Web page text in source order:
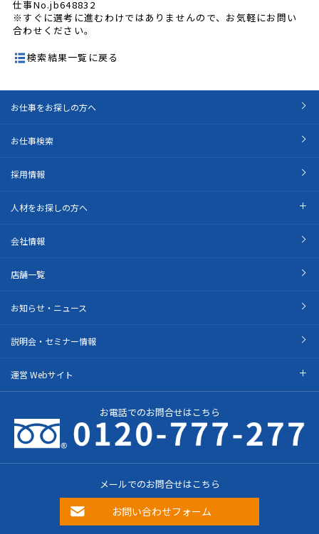
仕事No.jb648832
※すぐに選考に進むわけではありませんので、お気軽にお問い
合わせください。
検索結果一覧に戻る
お仕事をお探しの方へ
お仕事検索
採用情報
人材をお探しの方へ
会社情報
店舗一覧
お知らせ・ニュース
説明会・セミナー情報
運営 Webサイト
お電話でのお問合せはこちら
メールでのお問合せはこちら
お問い合わせフォーム